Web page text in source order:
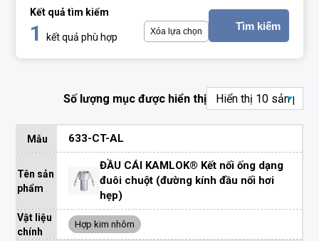
Kết quả tìm kiếm
1 kết quả phù hợp Xóa lựa chọn Tìm kiếm
Số lượng mục được hiển thị
Mẫu 633-CT-AL
Tên sản
phẩm
ĐẦU CÁI KAMLOK® Kết nối ống dạng
đuôi chuột (đường kính đầu nối hơi
hẹp)
Vật liệu
chính
Hợp kim nhôm